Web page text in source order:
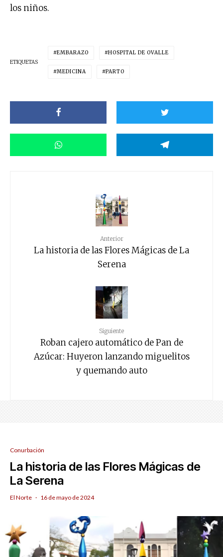
los niños.
ETIQUETAS
EMBARAZO HOSPITAL DE OVALLE
MEDICINA PARTO
Anterior
La historia de las Flores Mágicas de La
Serena
Siguiente
Roban cajero automático de Pan de
Azúcar: Huyeron lanzando miguelitos
y quemando auto
Conurbación
La historia de las Flores Mágicas de
La Serena
El Norte · 16 de mayo de 2024